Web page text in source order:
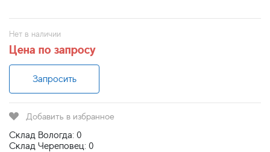
Нет в наличии
Цена по запросу
Запросить
Добавить в избранное
Склад Вологда: 0
Склад Череповец: 0